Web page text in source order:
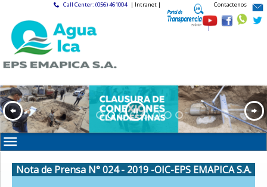
Call Center: (056) 461004 | Intranet |
|
Contactenos
Nota de Prensa N° 024 - 2019 -OIC-EPS EMAPICA S.A.